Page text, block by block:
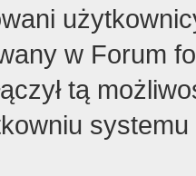
w Forum
tą